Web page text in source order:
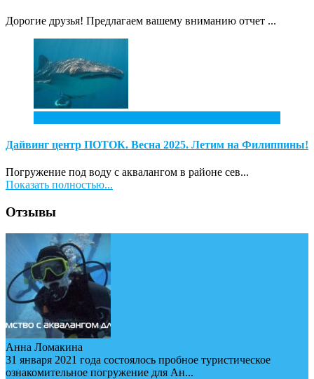
Дорогие друзья! Предлагаем вашему вниманию отчет ...
Дайвинг центр ПОТОК. Весна 2025. Летим на Филиппины!
Погружение под воду с аквалангом в районе сев...
Показать полностью...
Отзывы
Анна Ломакина
31 января 2021 года состоялось пробное туристическое
ознакомительное погружение для Ан...